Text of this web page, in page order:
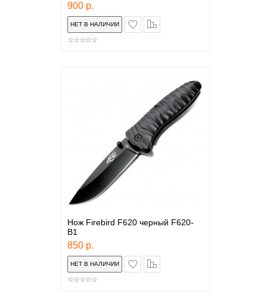
900 р.
в закладки
Нож Firebird F620 черный F620-
B1
850 р.
в закладки